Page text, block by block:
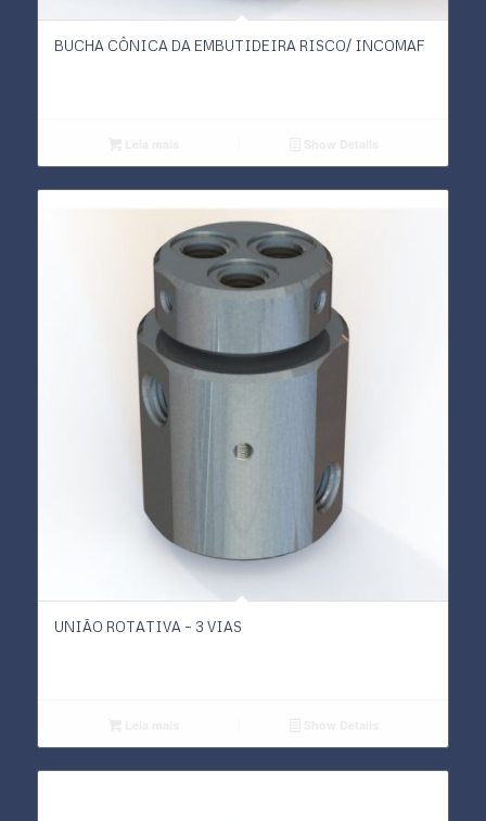
BUCHA CÔNICA DA EMBUTIDEIRA RISCO/ INCOMAF
UNIÃO ROTATIVA – 3 VIAS